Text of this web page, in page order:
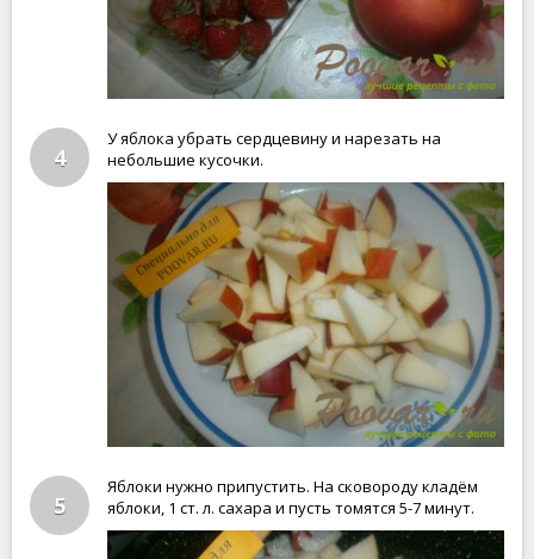
4
У яблока убрать сердцевину и нарезать на
небольшие кусочки.
5
Яблоки нужно припустить. На сковороду кладём
яблоки, 1 ст. л. сахара и пусть томятся 5-7 минут.